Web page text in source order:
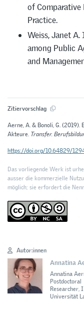
of Comparative
Practice.
Weiss, Janet A.
among Public
and
Zitiervorschlag
Aerne, A. & Bonoli, G.
Akteure. Transfer.
https://doi.org/10.64829/
Das vorliegende Werk ist
ausser die kommerzielle
möglich; sie erfordert die
Autor:innen
Annatina
Annatina
Postdoctoral
Researcher,
Universität